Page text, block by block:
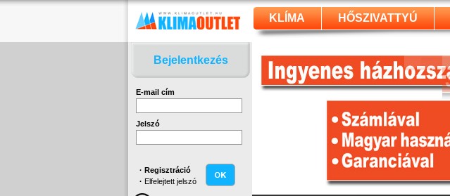
KLÍMA HŐSZIVATTYÚ
Bejelentkezés
E-mail cím
Jelszó
· Regisztráció
· Elfelejtett jelszó